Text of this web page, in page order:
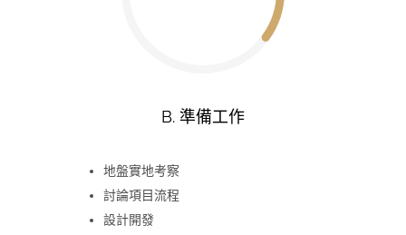
B. 準備工作
地盤實地考察
討論項目流程
設計開發